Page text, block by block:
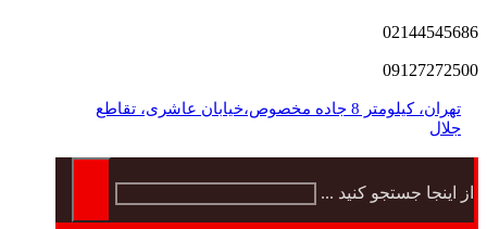
02144545686
09127272500
تهران، کیلومتر 8 جاده مخصوص،خیابان عاشری، تقاطع
جلال
از اینجا جستجو کنید ...